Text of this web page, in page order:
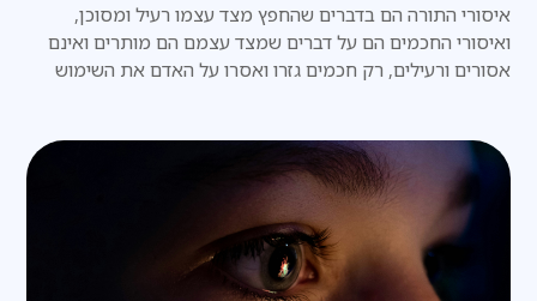
איסורי התורה הם בדברים שהחפץ מצד עצמו רעיל ומסוכן,
ואיסורי החכמים הם על דברים שמצד עצמם הם מותרים ואינם
אסורים ורעילים, רק חכמים גזרו ואסרו על האדם את השימוש